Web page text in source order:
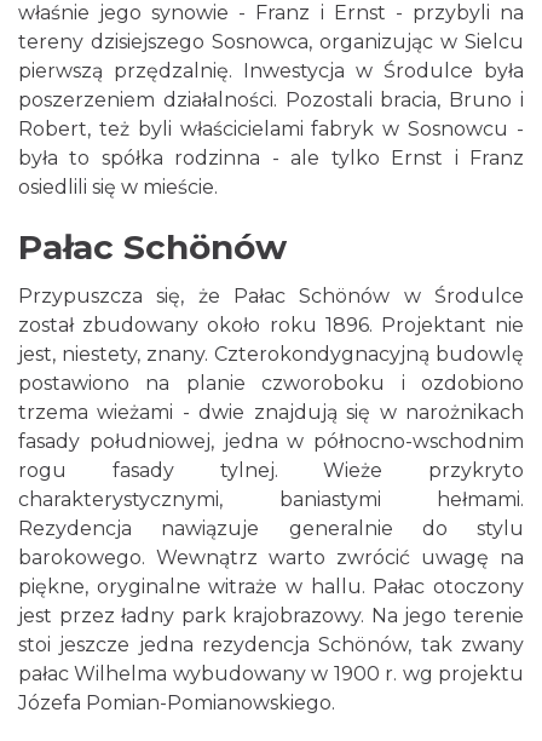
właśnie jego synowie - Franz i Ernst - przybyli na
tereny dzisiejszego Sosnowca, organizując w Sielcu
pierwszą przędzalnię. Inwestycja w Środulce była
poszerzeniem działalności. Pozostali bracia, Bruno i
Robert, też byli właścicielami fabryk w Sosnowcu -
była to spółka rodzinna - ale tylko Ernst i Franz
osiedlili się w mieście.
Pałac Schönów
Przypuszcza się, że Pałac Schönów w Środulce
został zbudowany około roku 1896. Projektant nie
jest, niestety, znany. Czterokondygnacyjną budowlę
postawiono na planie czworoboku i ozdobiono
trzema wieżami - dwie znajdują się w narożnikach
fasady południowej, jedna w północno-wschodnim
rogu fasady tylnej. Wieże przykryto
charakterystycznymi, baniastymi hełmami.
Rezydencja nawiązuje generalnie do stylu
barokowego. Wewnątrz warto zwrócić uwagę na
piękne, oryginalne witraże w hallu. Pałac otoczony
jest przez ładny park krajobrazowy. Na jego terenie
stoi jeszcze jedna rezydencja Schönów, tak zwany
pałac Wilhelma wybudowany w 1900 r. wg projektu
Józefa Pomian-Pomianowskiego.